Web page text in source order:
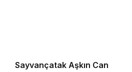
Sayvançatak Aşkın Can